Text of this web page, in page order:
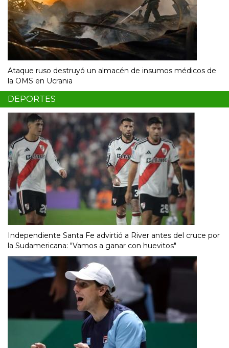
Ataque ruso destruyó un almacén de insumos médicos de
la OMS en Ucrania
DEPORTES
Independiente Santa Fe advirtió a River antes del cruce por
la Sudamericana: "Vamos a ganar con huevitos"